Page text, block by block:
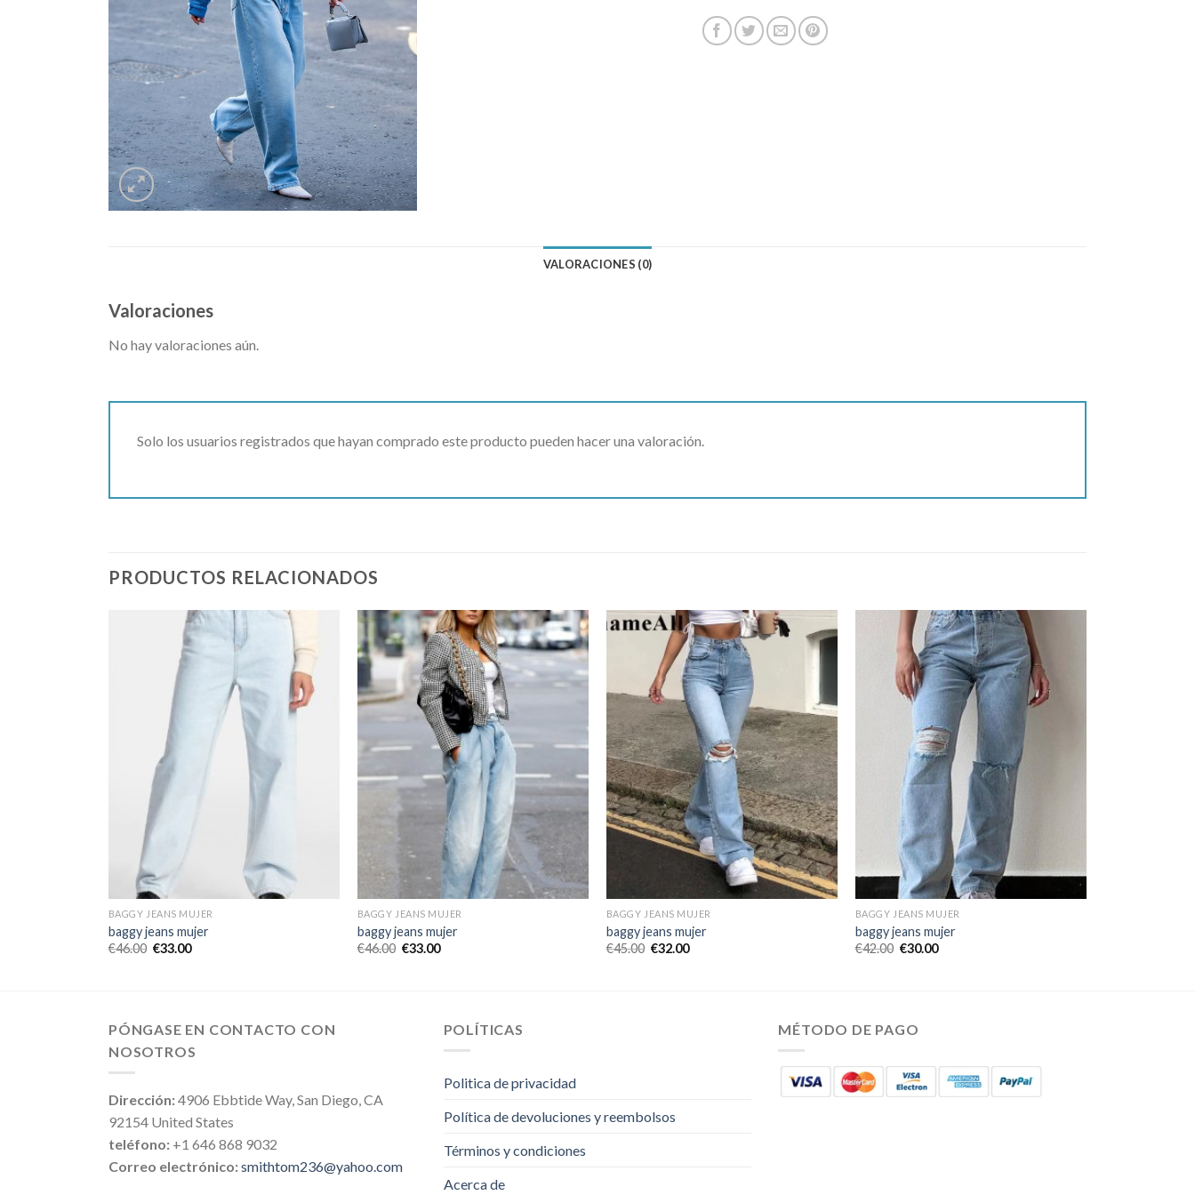
VALORACIONES (0)
Valoraciones
No hay valoraciones aún.
Solo los usuarios registrados que hayan comprado este producto pueden hacer una valoración.
PRODUCTOS RELACIONADOS
BAGGY JEANS MUJER
baggy jeans mujer
€46.00 €33.00
BAGGY JEANS MUJER
baggy jeans mujer
€46.00 €33.00
BAGGY JEANS MUJER
baggy jeans mujer
€45.00 €32.00
BAGGY JEANS MUJER
baggy jeans mujer
€42.00 €30.00
PÓNGASE EN CONTACTO CON
NOSOTROS
Dirección:4906 Ebbtide Way, San Diego, CA
92154 United States
teléfono: +1 646 868 9032
Correo electrónico:smithtom236@yahoo.com
POLÍTICAS
Politica de privacidad
Política de devoluciones y reembolsos
Términos y condiciones
Acerca de
MÉTODO DE PAGO